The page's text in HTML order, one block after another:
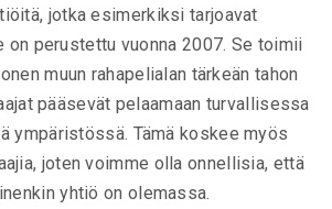
jotka esimerkiksi tarjoavat
on perustettu vuonna 2007. Se toimii
muun rahapelialan tärkeän tahon
pääsevät pelaamaan turvallisessa
ympäristössä. Tämä koskee myös
joten voimme olla onnellisia, että
yhtiö on olemassa.